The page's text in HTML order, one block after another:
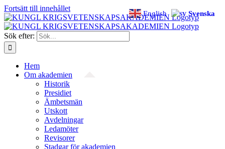
Fortsätt till innehållet
Sök efter:
Hem
Om akademien
Historik
Presidiet
Ämbetsmän
Utskott
Avdelningar
Ledamöter
Revisorer
Stadgar för akademien
English Svenska